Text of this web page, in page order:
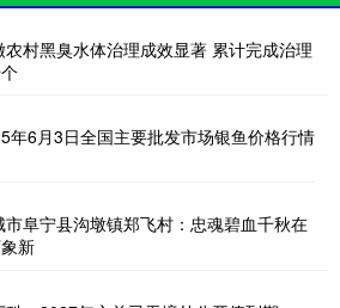
农村黑臭水体治理成效显著 累计完成治理
年6月3日全国主要批发市场银鱼价格行情
市阜宁县沟墩镇郑飞村：忠魂碧血千秋在
新